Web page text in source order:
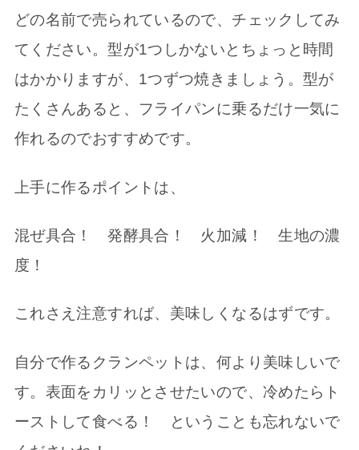
どの名前で売られているので、チェックしてみ
てください。型が1つしかないとちょっと時間
はかかりますが、1つずつ焼きましょう。型が
たくさんあると、フライパンに乗るだけ一気に
作れるのでおすすめです。
上手に作るポイントは、
混ぜ具合！ 発酵具合！ 火加減！ 生地の濃
度！
これさえ注意すれば、美味しくなるはずです。
自分で作るクランペットは、何より美味しいで
す。表面をカリッとさせたいので、冷めたらト
ーストして食べる！ ということも忘れないで